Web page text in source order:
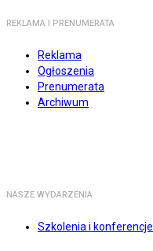
REKLAMA I PRENUMERATA
Reklama
Ogłoszenia
Prenumerata
Archiwum
NASZE WYDARZENIA
Szkolenia i konferencje